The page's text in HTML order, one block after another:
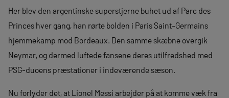
Her blev den argentinske superstjerne buhet ud af Parc des
Princes hver gang, han rørte bolden i Paris Saint-Germains
hjemmekamp mod Bordeaux. Den samme skæbne overgik
Neymar, og dermed luftede fansene deres utilfredshed med
PSG-duoens præstationer i indeværende sæson.
Nu forlyder det, at Lionel Messi arbejder på at komme væk fra